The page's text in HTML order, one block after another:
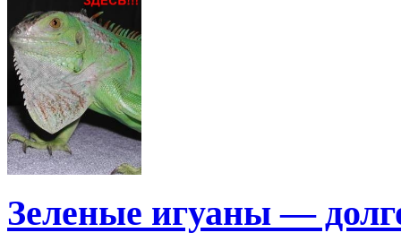
Зеленые игуаны —